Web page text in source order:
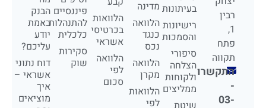
רבין
1,
פתח
תקווה
התקשרו
-
03-
בעיתונות
רישיונות
והסמכות
סיפורי
הצלחה
ולקוחות
ממליצים
מדינה
הלוואה
כנגד
נכס
הלוואה
מקרן
הלוואות
לפי
הלוואות
בכרטיסי
אשראי
הלוואה
לפי
סכום
פיננסיים
להתנהלות
כלכלית
סקירות
שוק
הבנק
באמת
יודע
עליכם?
דוח נתוני
אשראי –
איך
מוציאים